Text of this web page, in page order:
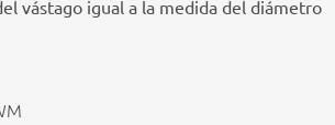
vástago igual a la medida del diámetro